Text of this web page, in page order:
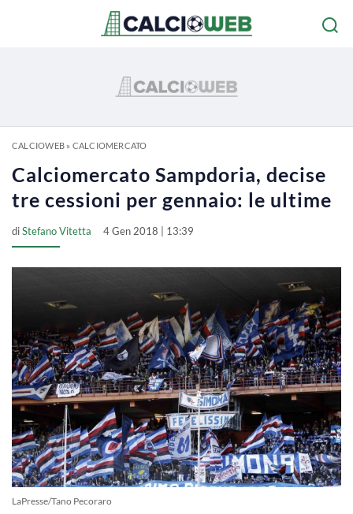
CALCIOWEB» CALCIOMERCATO
Calciomercato Sampdoria, decise
tre cessioni per gennaio: le ultime
diStefano Vitetta 4 Gen 2018 | 13:39
LaPresse/Tano Pecoraro